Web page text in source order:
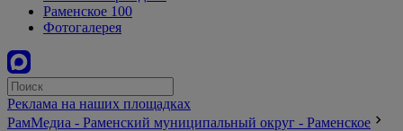
Раменское 100
Фотогалерея
Реклама на наших площадках
РамМедиа - Раменский муниципальный округ - Раменское